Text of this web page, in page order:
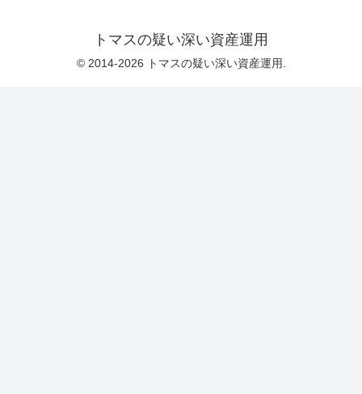
トマスの疑い深い資産運用
© 2014-2026 トマスの疑い深い資産運用.